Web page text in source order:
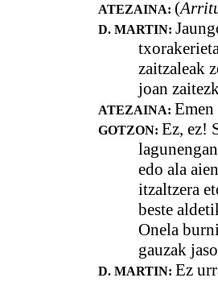
ATEZAINA: (
D. MARTIN:
zaitzaleak
joan
ATEZAINA:
GOTZON: Ez, ez!
edo ala
itzaltzera
beste
Onela
gauzak
D. MARTIN: Ez